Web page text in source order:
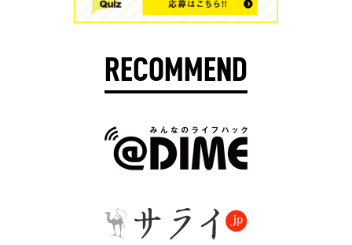
RECOMMEND